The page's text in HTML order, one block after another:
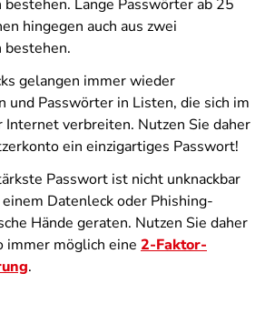
bestehen. Lange Passwörter ab 25
hingegen auch aus zwei
bestehen.
gelangen immer wieder
und Passwörter in Listen, die sich im
Internet verbreiten. Nutzen Sie daher
ein einzigartiges Passwort!
Passwort ist nicht unknackbar
Datenleck oder Phishing-
Hände geraten. Nutzen Sie daher
immer möglich eine 2-Faktor-
.